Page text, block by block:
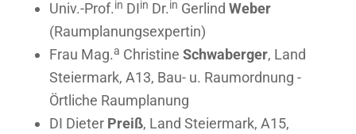
Univ.-Prof.in DIin Dr.in GerlindWeber
(Raumplanungsexpertin)
Frau Mag.a ChristineSchwaberger, Land
Steiermark, A13, Bau- u. Raumordnung -
Örtliche Raumplanung
DI Dieter Preiß, Land Steiermark, A15,